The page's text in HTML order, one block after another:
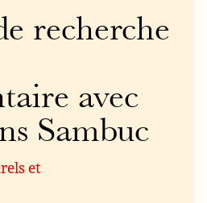
recherche
avec
Sambuc
et